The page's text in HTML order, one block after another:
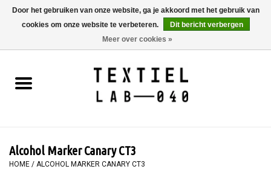
0 Artikelen - €0,00
BOEKEN
SCHILDEREN
Alcohol Marker Canary CT3
HOME / ALCOHOL MARKER CANARY CT3
Door het gebruiken van onze website, ga je akkoord met het gebruik van
cookies om onze website te verbeteren.
Dit bericht verbergen
Meer over cookies »